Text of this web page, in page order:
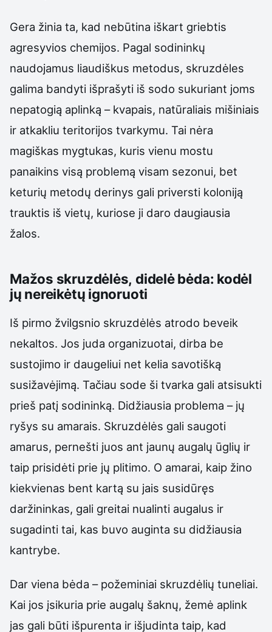
Gera žinia ta, kad nebūtina iškart griebtis
agresyvios chemijos. Pagal sodininkų
naudojamus liaudiškus metodus, skruzdėles
galima bandyti išprašyti iš sodo sukuriant joms
nepatogią aplinką – kvapais, natūraliais mišiniais
ir atkakliu teritorijos tvarkymu. Tai nėra
magiškas mygtukas, kuris vienu mostu
panaikins visą problemą visam sezonui, bet
keturių metodų derinys gali priversti koloniją
trauktis iš vietų, kuriose ji daro daugiausia
žalos.
Mažos skruzdėlės, didelė bėda: kodėl
jų nereikėtų ignoruoti
Iš pirmo žvilgsnio skruzdėlės atrodo beveik
nekaltos. Jos juda organizuotai, dirba be
sustojimo ir daugeliui net kelia savotišką
susižavėjimą. Tačiau sode ši tvarka gali atsisukti
prieš patį sodininką. Didžiausia problema – jų
ryšys su amarais. Skruzdėlės gali saugoti
amarus, pernešti juos ant jaunų augalų ūglių ir
taip prisidėti prie jų plitimo. O amarai, kaip žino
kiekvienas bent kartą su jais susidūręs
daržininkas, gali greitai nualinti augalus ir
sugadinti tai, kas buvo auginta su didžiausia
kantrybe.
Dar viena bėda – požeminiai skruzdėlių tuneliai.
Kai jos įsikuria prie augalų šaknų, žemė aplink
jas gali būti išpurenta ir išjudinta taip, kad